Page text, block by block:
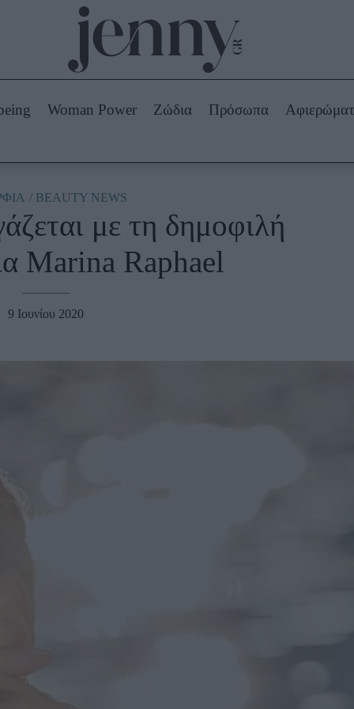
Beauty -
Ομορφιά
Skincare
Μακιγιάζ
Ζώδια
Woman Power Ζώδια Πρόσωπα
BEAUTY NEWS
με τη δημοφιλή
Marina Raphael
9 Ιουνίου 2020